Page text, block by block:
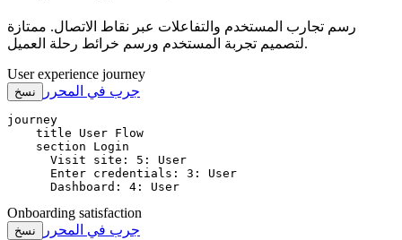
رسم تجارب المستخدم والتفاعلات عبر نقاط الاتصال. ممتازة
لتصميم تجربة المستخدم ورسم خرائط رحلة العميل.
User experience journey
نسخ جرب في المحرر
journey
    title User Flow
    section Login
      Visit site: 5: User
      Enter credentials: 3: User
      Dashboard: 4: User
Onboarding satisfaction
نسخ جرب في المحرر